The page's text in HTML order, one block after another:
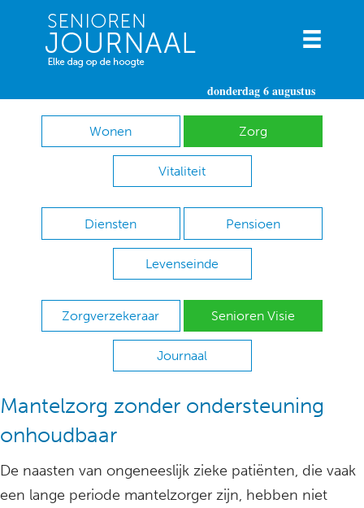
donderdag 6 augustus
Wonen Zorg
Vitaliteit
Diensten Pensioen
Levenseinde
Zorgverzekeraar Senioren Visie
Journaal
Mantelzorg zonder ondersteuning
onhoudbaar
De naasten van ongeneeslijk zieke patiënten, die vaak
een lange periode mantelzorger zijn, hebben niet